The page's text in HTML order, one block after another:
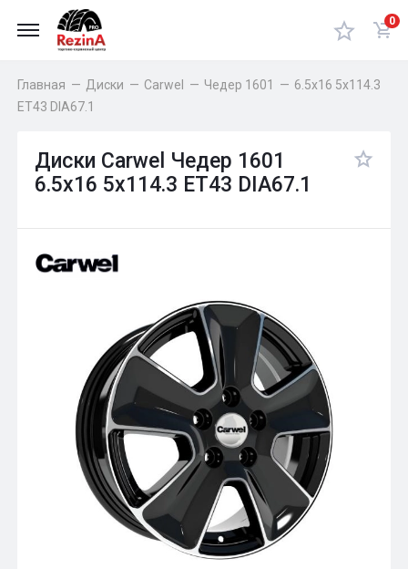
0
Главная — Диски — Carwel — Чедер 1601 — 6.5x16 5x114.3
ET43 DIA67.1
Диски Carwel Чедер 1601
6.5x16 5x114.3 ET43 DIA67.1